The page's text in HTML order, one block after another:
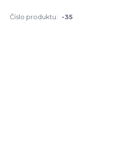
Číslo produktu: -35